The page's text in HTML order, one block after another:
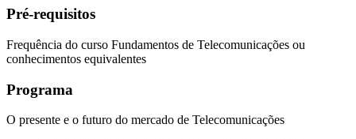
Pré-requisitos
Frequência do curso Fundamentos de Telecomunicações ou
conhecimentos equivalentes
Programa
O presente e o futuro do mercado de Telecomunicações